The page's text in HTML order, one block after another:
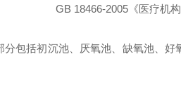
GB 18466-2005《医疗机
分包括初沉池、厌氧池、缺氧池、